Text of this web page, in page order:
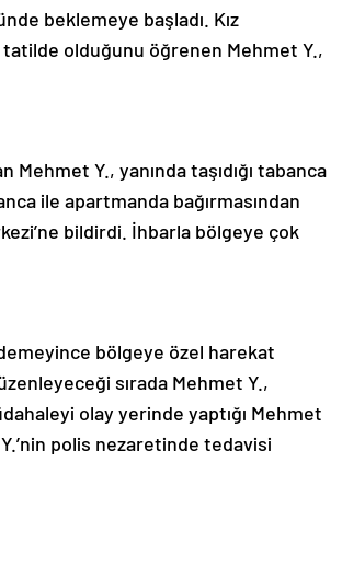
beklemeye başladı. Kız
tatilde olduğunu öğrenen Mehmet Y.,
Y., yanında taşıdığı tabanca
ile apartmanda bağırmasından
bildirdi. İhbarla bölgeye çok
bölgeye özel harekat
sırada Mehmet Y.,
olay yerinde yaptığı Mehmet
polis nezaretinde tedavisi